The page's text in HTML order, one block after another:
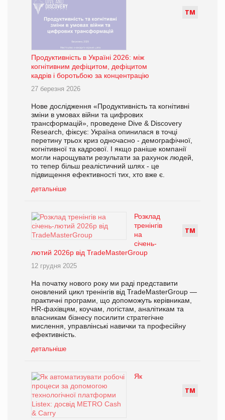
ТМ
Продуктивність в Україні 2026: між
когнітивним дефіцитом, дефіцитом
кадрів і боротьбою за концентрацію
27 березня 2026
Нове дослідження «Продуктивність та когнітивні
зміни в умовах війни та цифрових
трансформацій», проведене Dive & Discovery
Research, фіксує: Україна опинилася в точці
перетину трьох криз одночасно - демографічної,
когнітивної та кадрової. І якщо раніше компанії
могли нарощувати результати за рахунок людей,
то тепер більш реалістичний шлях - це
підвищення ефективності тих, хто вже є.
детальніше
ТМ
Розклад
тренінгів
на
січень-
лютий 2026р від TradeMasterGroup
12 грудня 2025
На початку нового року ми раді представити
оновлений цикл тренінгів від TradeMasterGroup —
практичні програми, що допоможуть керівникам,
HR-фахівцям, коучам, логістам, аналітикам та
власникам бізнесу посилити стратегічне
мислення, управлінські навички та професійну
ефективність.
детальніше
ТМ
Як